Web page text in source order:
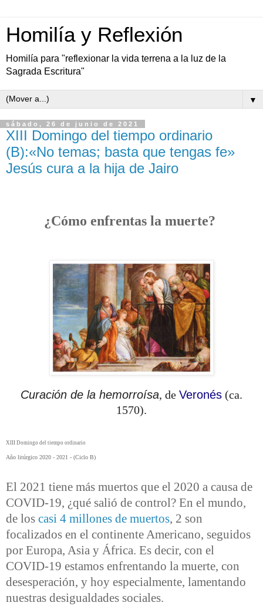
Homilía y Reflexión
Homilía para "reflexionar la vida terrena a la luz de la
Sagrada Escritura"
▼
sábado, 26 de junio de 2021
XIII Domingo del tiempo ordinario
(B):«No temas; basta que tengas fe»
Jesús cura a la hija de Jairo
¿Cómo enfrentas la muerte?
Curación de la hemorroísa, de Veronés (ca.
1570).
XIII Domingo del tiempo ordinario
Año litúrgico 2020 - 2021 - (Ciclo B)
El 2021 tiene más muertos que el 2020 a causa de
COVID-19, ¿qué salió de control? En el mundo,
de los casi 4 millones de muertos, 2 son
focalizados en el continente Americano, seguidos
por Europa, Asia y África. Es decir, con el
COVID-19 estamos enfrentando la muerte, con
desesperación, y hoy especialmente, lamentando
nuestras desigualdades sociales.